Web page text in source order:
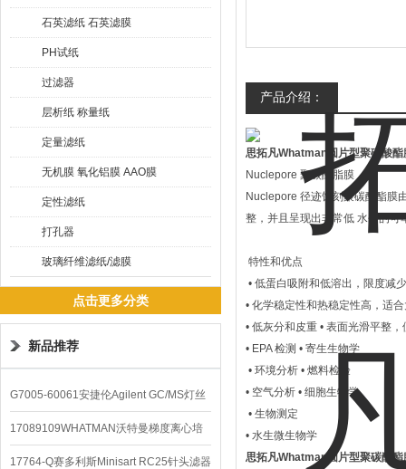
石英滤纸 石英滤膜
PH试纸
过滤器
层析纸 称量纸
定量滤纸
无机膜 氧化铝膜 AAO膜
定性滤纸
打孔器
玻璃纤维滤纸/滤膜
点击更多分类
新品推荐
G7005-60061安捷伦Agilent GC/MS灯丝
配件
17089109WHATMAN沃特曼梯度离心培
养基
17764-Q赛多利斯Minisart RC25针头滤器
产品介绍：
思拓凡Whatman圆片型聚碳酸
Nuclepore 聚碳酸脂膜
Nuclepore 径迹蚀刻聚碳酸酯膜
整，并且呈现出非常低 水平的可
特性和优点
• 低蛋白吸附和低溶出，限度减
• 化学稳定性和热稳定性高，适
• 低灰分和皮重 • 表面光滑平整
• EPA 检测 • 寄生生物学
• 环境分析 • 燃料检验
• 空气分析 • 细胞生物学
• 生物测定
• 水生微生物学
思拓凡Whatman圆片型聚碳酸